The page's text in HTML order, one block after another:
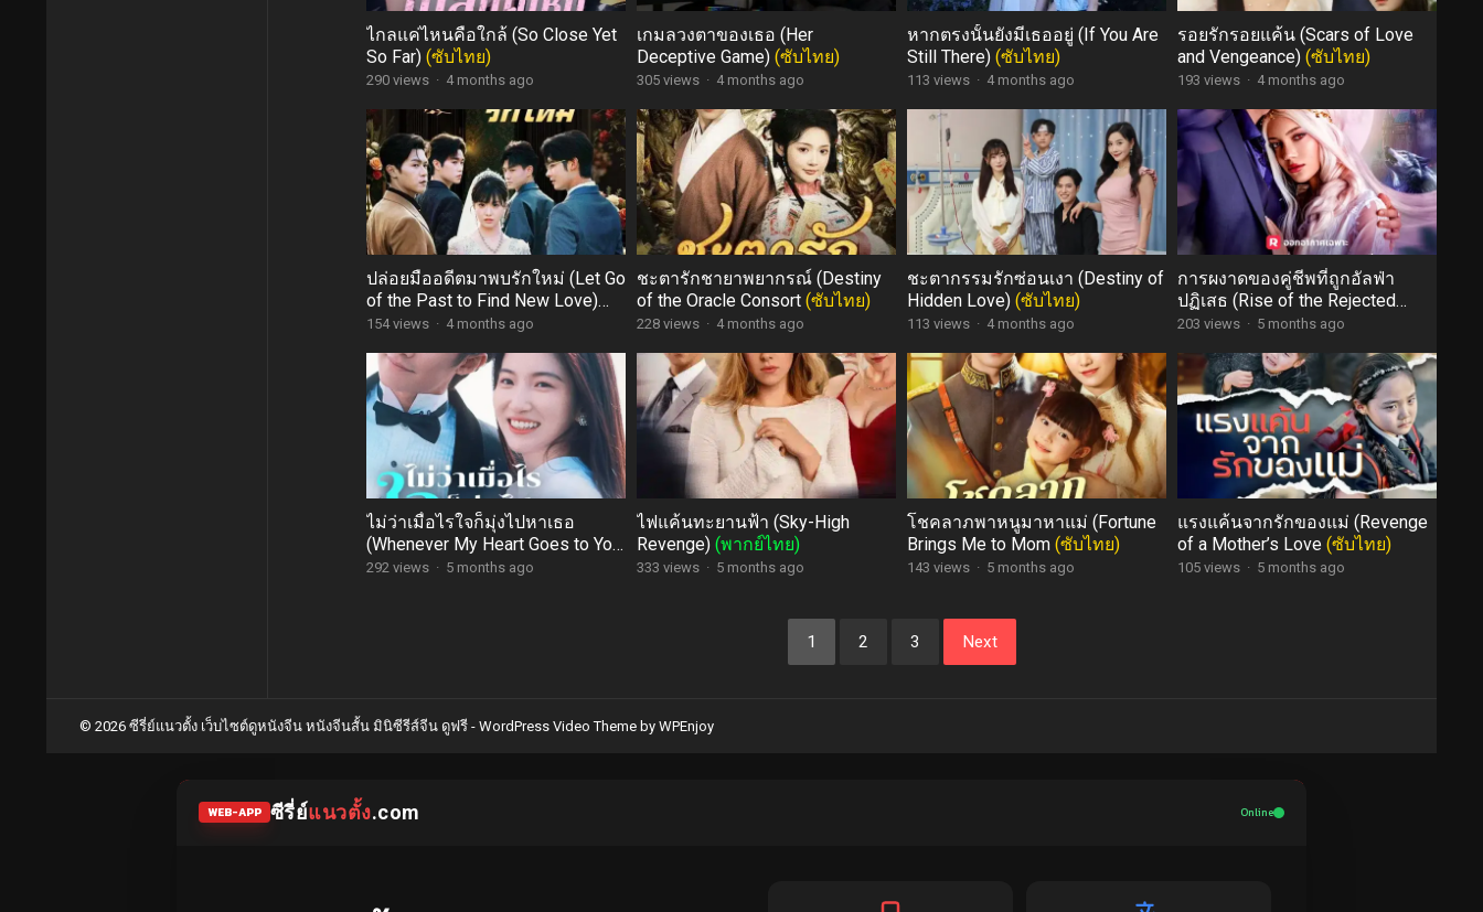
ไกลแค่ไหนคือใกล้ (So Close Yet
So Far) (ซับไทย)
290 views · 4 months ago
เกมลวงตาของเธอ (Her
Deceptive Game) (ซับไทย)
305 views · 4 months ago
หากตรงนั้นยังมีเธออยู่ (If You Are
Still There) (ซับไทย)
113 views · 4 months ago
รอยรักรอยแค้น (Scars of Love
and Vengeance) (ซับไทย)
193 views · 4 months ago
ปล่อยมืออดีตมาพบรักใหม่ (Let Go
of the Past to Find New Love)
(ซับไทย)
154 views · 4 months ago
ชะตารักชายาพยากรณ์ (Destiny
of the Oracle Consort (ซับไทย)
228 views · 4 months ago
ชะตากรรมรักซ่อนเงา (Destiny of
Hidden Love) (ซับไทย)
113 views · 4 months ago
การผงาดของคู่ชีพที่ถูกอัลฟ่า
ปฏิเสธ (Rise of the Rejected
Mate)(ซับไทย)
203 views · 5 months ago
ไม่ว่าเมื่อไรใจก็มุ่งไปหาเธอ
(Whenever My Heart Goes to You
(ซับไทย)
292 views · 5 months ago
ไฟแค้นทะยานฟ้า (Sky-High
Revenge) (พากย์ไทย)
333 views · 5 months ago
โชคลาภพาหนูมาหาแม่ (Fortune
Brings Me to Mom (ซับไทย)
143 views · 5 months ago
แรงแค้นจากรักของแม่ (Revenge
of a Mother’s Love (ซับไทย)
105 views · 5 months ago
1 2 3 Next
© 2026 ซีรี่ย์แนวตั้ง เว็บไซต์ดูหนังจีน หนังจีนสั้น มินิซีรีส์จีน ดูฟรี - WordPress Video Theme by WPEnjoy
WEB-APP ซีรี่ย์แนวตั้ง.com Online